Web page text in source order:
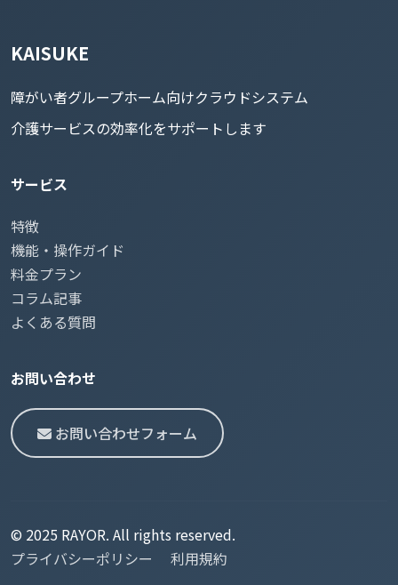
KAISUKE
障がい者グループホーム向けクラウドシステム
介護サービスの効率化をサポートします
サービス
特徴
機能・操作ガイド
料金プラン
コラム記事
よくある質問
お問い合わせ
お問い合わせフォーム
© 2025 RAYOR. All rights reserved.
プライバシーポリシー
利用規約